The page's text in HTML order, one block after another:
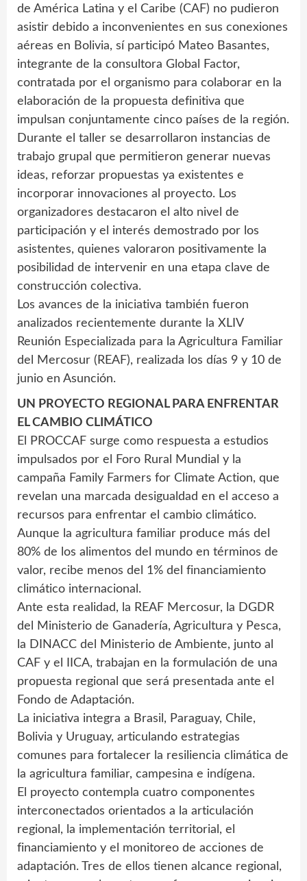
de América Latina y el Caribe (CAF) no pudieron
asistir debido a inconvenientes en sus conexiones
aéreas en Bolivia, sí participó Mateo Basantes,
integrante de la consultora Global Factor,
contratada por el organismo para colaborar en la
elaboración de la propuesta definitiva que
impulsan conjuntamente cinco países de la región.
Durante el taller se desarrollaron instancias de
trabajo grupal que permitieron generar nuevas
ideas, reforzar propuestas ya existentes e
incorporar innovaciones al proyecto. Los
organizadores destacaron el alto nivel de
participación y el interés demostrado por los
asistentes, quienes valoraron positivamente la
posibilidad de intervenir en una etapa clave de
construcción colectiva.
Los avances de la iniciativa también fueron
analizados recientemente durante la XLIV
Reunión Especializada para la Agricultura Familiar
del Mercosur (REAF), realizada los días 9 y 10 de
junio en Asunción.
UN PROYECTO REGIONAL PARA ENFRENTAR
EL CAMBIO CLIMÁTICO
El PROCCAF surge como respuesta a estudios
impulsados por el Foro Rural Mundial y la
campaña Family Farmers for Climate Action, que
revelan una marcada desigualdad en el acceso a
recursos para enfrentar el cambio climático.
Aunque la agricultura familiar produce más del
80% de los alimentos del mundo en términos de
valor, recibe menos del 1% del financiamiento
climático internacional.
Ante esta realidad, la REAF Mercosur, la DGDR
del Ministerio de Ganadería, Agricultura y Pesca,
la DINACC del Ministerio de Ambiente, junto al
CAF y el IICA, trabajan en la formulación de una
propuesta regional que será presentada ante el
Fondo de Adaptación.
La iniciativa integra a Brasil, Paraguay, Chile,
Bolivia y Uruguay, articulando estrategias
comunes para fortalecer la resiliencia climática de
la agricultura familiar, campesina e indígena.
El proyecto contempla cuatro componentes
interconectados orientados a la articulación
regional, la implementación territorial, el
financiamiento y el monitoreo de acciones de
adaptación. Tres de ellos tienen alcance regional,